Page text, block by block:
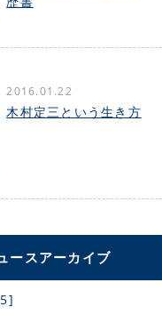
2016.01.22
木村定三という生き方
ースアーカイブ